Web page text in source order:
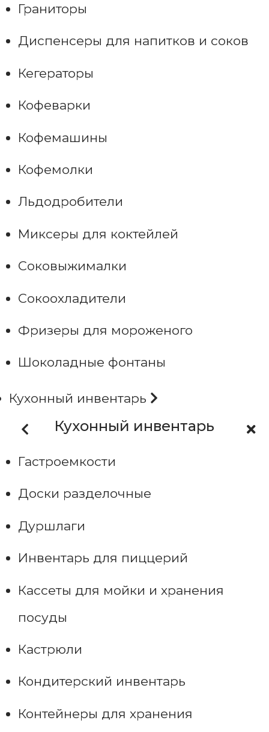
Граниторы
Диспенсеры для напитков и соков
Кегераторы
Кофеварки
Кофемашины
Кофемолки
Льдодробители
Миксеры для коктейлей
Соковыжималки
Сокоохладители
Фризеры для мороженого
Шоколадные фонтаны
Кухонный инвентарь
Кухонный инвентарь
Гастроемкости
Доски разделочные
Дуршлаги
Инвентарь для пиццерий
Кассеты для мойки и хранения
посуды
Кастрюли
Кондитерский инвентарь
Контейнеры для хранения